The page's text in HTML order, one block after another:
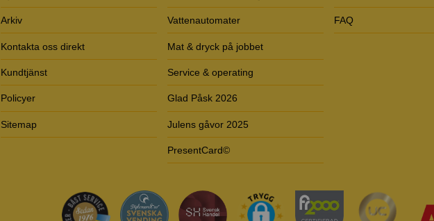
Arkiv
Kontakta oss direkt
Kundtjänst
Policyer
Sitemap
Vattenautomater
Mat & dryck på jobbet
Service & operating
Glad Påsk 2026
Julens gåvor 2025
PresentCard©
FAQ